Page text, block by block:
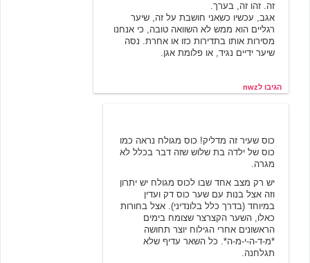
זה. זהו זה, בערך.
אגב, עכשיו כשאני חושבת על זה, שיער
רגליים הוא ממש לא השוואה טובה, כי אנחנו
מסירות אותו בתדירות כזו או אחרת. נסה
שיער ידיים נגיד, או פלומת אגן.
הגיבו לnwz
כוס שעיר זה מדליק! כוס מגולח נראה כמו
כוס של ילדה בת שלוש שזה דבר בכלל לא
מגרה.
יש רק מצב אחד שבו לכוס מגולח יש יתרון
וזה אצל בנות עם שער כוס דק ועדין
במיוחד (בדרך כלל בלונדיני). אצל בחורות
כאלו, השער הקצרצר שצומח בימים
הראשונים אחרי הגילוח יוצר תחושה
*מ-ד-ה-י-מ-ה*. כל השאר עדיף שלא
תגלחנה.